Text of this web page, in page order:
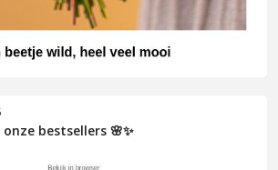
bestsellers 🌸✨